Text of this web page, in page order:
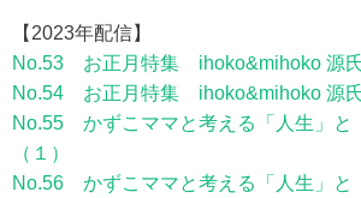
【2023年配信】
No.53 お正月特集 ihoko&mihoko 源氏
No.54 お正月特集 ihoko&mihoko 源氏
No.55 かずこママと考える「人生」と
（１）
No.56 かずこママと考える「人生」と